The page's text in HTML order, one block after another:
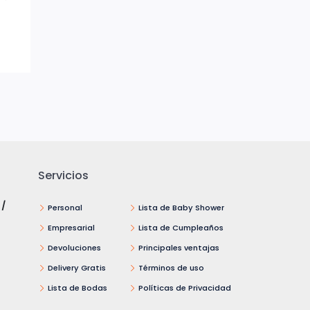
/
Servicios
Personal
Empresarial
Devoluciones
Delivery Gratis
Lista de Bodas
Lista de Baby Shower
Lista de Cumpleaños
Principales ventajas
Términos de uso
Políticas de Privacidad